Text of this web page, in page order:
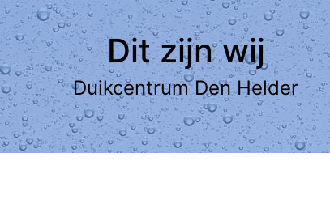
Dit zijn wij
Duikcentrum Den Helder